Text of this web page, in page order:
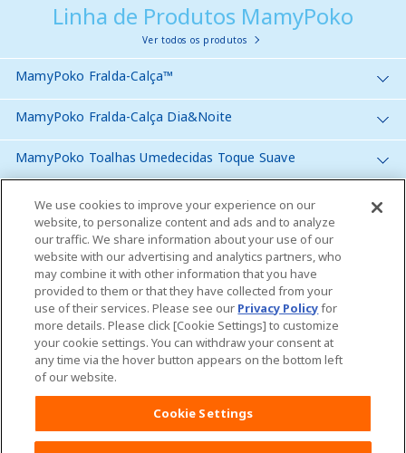
Linha de Produtos MamyPoko
Ver todos os produtos
MamyPoko Fralda-Calça™
MamyPoko Fralda-Calça Dia&Noite
MamyPoko Toalhas Umedecidas Toque Suave
MamyPoko Toalhas Umedecidas Recém-Nascido
MamyPoko Toalhas Umedecidas Dia&Noite
Brasil
Fale conosco
Global Website
We use cookies to improve your experience on our
website, to personalize content and ads and to analyze
our traffic. We share information about your use of our
website with our advertising and analytics partners, who
may combine it with other information that you have
provided to them or that they have collected from your
use of their services. Please see our Privacy Policyfor
more details. Please click [Cookie Settings] to customize
your cookie settings. You can withdraw your consent at
any time via the hover button appears on the bottom left
of our website.
Cookie Settings